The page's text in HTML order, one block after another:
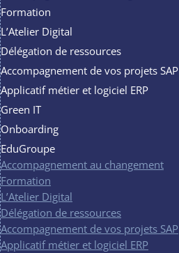
Formation
L’Atelier Digital
Délégation de ressources
Accompagnement de vos projets SAP
Applicatif métier et logiciel ERP
Green IT
Onboarding
EduGroupe
Accompagnement au changement
Formation
L’Atelier Digital
Délégation de ressources
Accompagnement de vos projets SAP
Applicatif métier et logiciel ERP